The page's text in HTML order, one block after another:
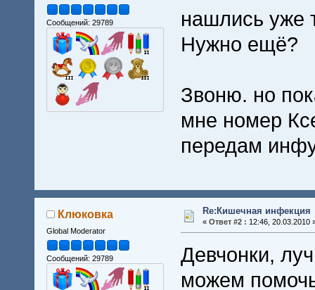
Сообщений: 29789
нашлись уже
Нужно ещё?
Звоню. но
мне номер
передам
Клюковка
Global Moderator
Сообщений: 29789
Re:Кишечная инфекция
« Ответ #2 : 12:46, 20.03.2010
Девчонки,
можем